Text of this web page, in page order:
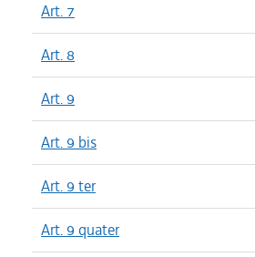
Art. 7
Art. 8
Art. 9
Art. 9 bis
Art. 9 ter
Art. 9 quater